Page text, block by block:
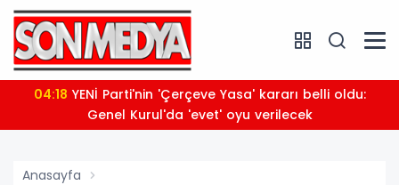
04:18
Genel Kurul'da 'evet' oyu verilecek
Anasayfa